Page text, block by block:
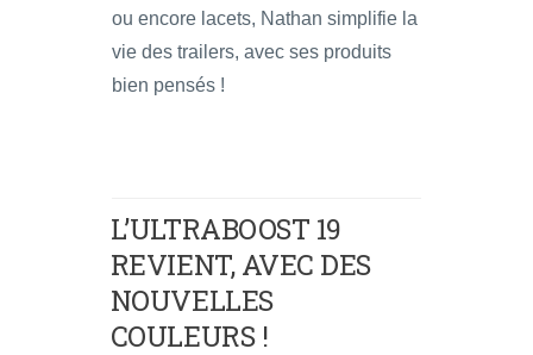
ou encore lacets, Nathan simplifie la
vie des trailers, avec ses produits
bien pensés !
L’ULTRABOOST 19
REVIENT, AVEC DES
NOUVELLES
COULEURS !